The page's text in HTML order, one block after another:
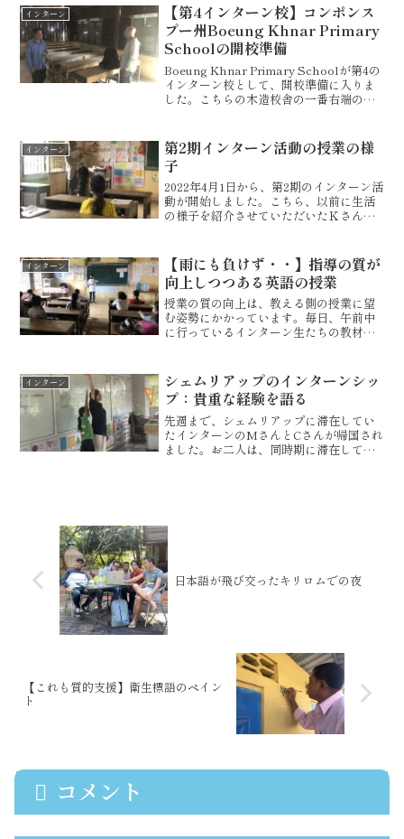
インターン
【第4インターン校】コンポンス
プー州Boeung Khnar Primary
Schoolの開校準備
Boeung Khnar Primary Schoolが第4の
インターン校として、開校準備に入りま
した。こちらの木造校舎の一番右端の教
く運びとなりました。使われていなか...
インターン
第2期インターン活動の授業の様
子
2022年4月1日から、第2期のインターン活
動が開始しました。こちら、以前に生活
の様子を紹介させていただいたＫさんの
に来たら、まだ校門が締まっていたの
で、子どもたちと談...
インターン
【雨にも負けず・・】指導の質が
向上しつつある英語の授業
授業の質の向上は、教える側の授業に望
む姿勢にかかっています。毎日、午前中
に行っているインターン生たちの教材準
作りの数字カードを作成しています。授
業に取り入れるダンスを練...
インターン
シェムリアップのインターンシッ
プ：貴重な経験を語る
先週まで、シェムリアップに滞在してい
たインターンのMさんとCさんが帰国され
ました。お二人は、同時期に滞在してい
日本語が飛び交ったキリロムでの夜
【これも質的支援】衛生標語のペイン
ト
コメント